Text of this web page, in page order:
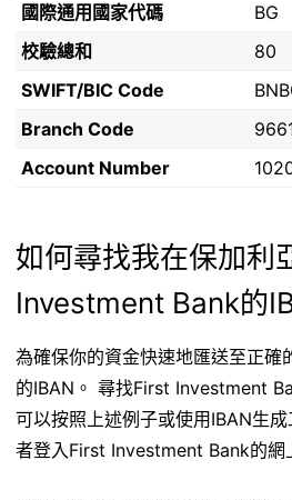
國際通用國家代碼
BG
校驗總和
80
SWIFT/BIC Code
Branch Code
Account Number
如何尋找我在保加利
Investment Bank的
為確保你的資金快速地匯送至正確
的IBAN。 尋找First Investment
可以按照上述例子或使用IBAN生
者登入First Investment Bank的網